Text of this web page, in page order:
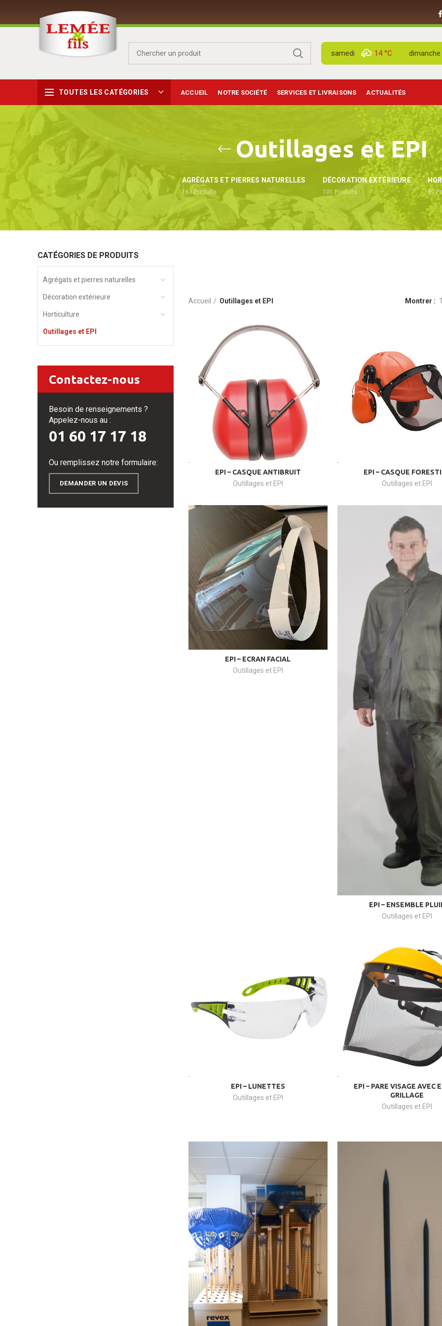
samedi 14 °C dimanche
TOUTES LES CATÉGORIES ACCUEIL NOTRE SOCIÉTÉ SERVICES ET LIVRAISONS ACTUALITÉS
Outillages et EPI
AGRÉGATS ET PIERRES NATURELLES
163 Produits
DÉCORATION EXTÉRIEURE
101 Produits 80
CATÉGORIES DE PRODUITS
Agrégats et pierres naturelles
Décoration extérieure
Horticulture
Outillages et EPI
Contactez-nous
Besoin de renseignements ?
Appelez-nous au :
01 60 17 17 18
Ou remplissez notre formulaire:
DEMANDER UN DEVIS
Accueil Outillages et EPI Montrer
EPI – CASQUE ANTIBRUIT
Outillages et EPI
EPI – CASQUE
Outillages et EPI
EPI – ECRAN FACIAL
Outillages et EPI
EPI – ENSEMBLE
Outillages et EPI
EPI – LUNETTES
Outillages et EPI
EPI – PARE VISAGE AVEC
GRILLAGE
Outillages et EPI